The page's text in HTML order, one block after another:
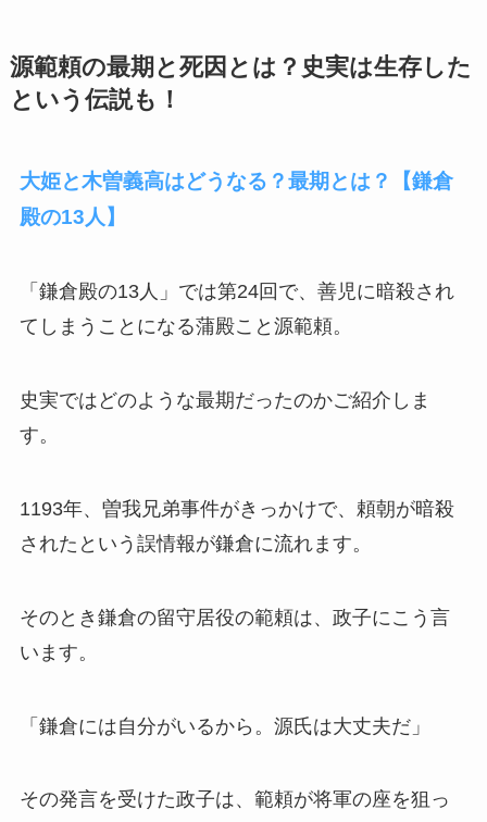
源範頼の最期と死因とは？史実は生存した
という伝説も！
大姫と木曽義高はどうなる？最期とは？【鎌倉
殿の13人】
「鎌倉殿の13人」では第24回で、善児に暗殺され
てしまうことになる蒲殿こと源範頼。
史実ではどのような最期だったのかご紹介しま
す。
1193年、曽我兄弟事件がきっかけで、頼朝が暗殺
されたという誤情報が鎌倉に流れます。
そのとき鎌倉の留守居役の範頼は、政子にこう言
います。
「鎌倉には自分がいるから。源氏は大丈夫だ」
その発言を受けた政子は、範頼が将軍の座を狙っ